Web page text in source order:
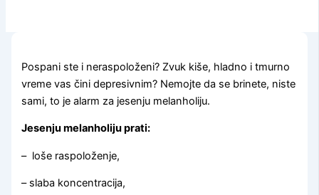
Pospani ste i neraspoloženi? Zvuk kiše, hladno i tmurno
vreme vas čini depresivnim? Nemojte da se brinete, niste
sami, to je alarm za jesenju melanholiju.
Jesenju melanholiju prati:
– loše raspoloženje,
– slaba koncentracija,